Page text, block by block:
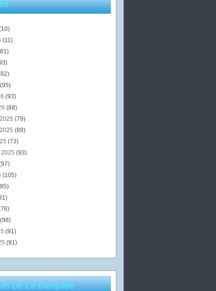
(11)
(95)
(93)
(88)
(79)
(89)
(73)
(93)
(105)
(98)
(91)
(91)
De La Banquise